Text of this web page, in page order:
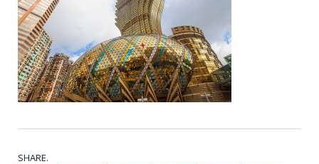
SHARE.